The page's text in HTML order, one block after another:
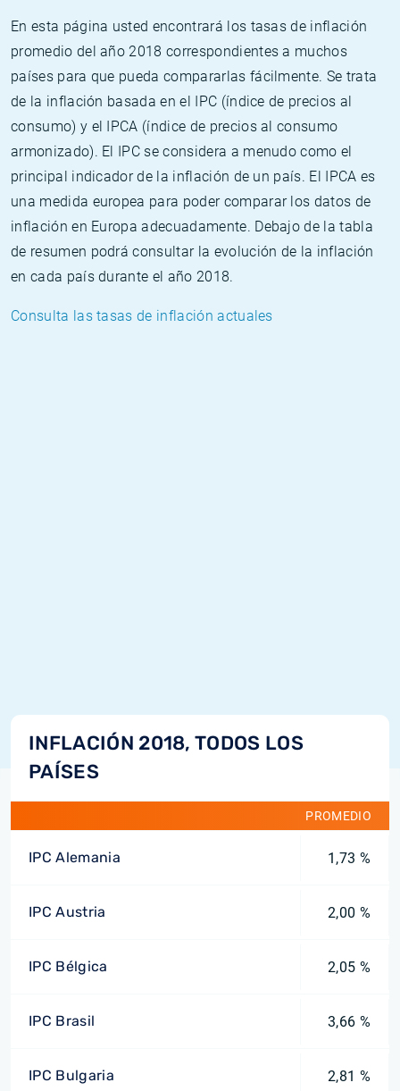
En esta página usted encontrará los tasas de inflación
promedio del año 2018 correspondientes a muchos
países para que pueda compararlas fácilmente. Se trata
de la inflación basada en el IPC (índice de precios al
consumo) y el IPCA (índice de precios al consumo
armonizado). El IPC se considera a menudo como el
principal indicador de la inflación de un país. El IPCA es
una medida europea para poder comparar los datos de
inflación en Europa adecuadamente. Debajo de la tabla
de resumen podrá consultar la evolución de la inflación
en cada país durante el año 2018.
Consulta las tasas de inflación actuales
INFLACIÓN 2018, TODOS LOS
PAÍSES
PROMEDIO
IPC Alemania 1,73 %
IPC Austria 2,00 %
IPC Bélgica 2,05 %
IPC Brasil 3,66 %
IPC Bulgaria 2,81 %